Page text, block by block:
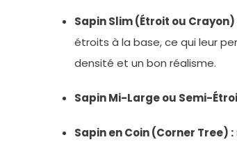
Sapin Slim (Étroit ou Crayon)
étroits à la base, ce qui leur
densité et un bon réalisme.
Sapin Mi-Large ou Semi-
Sapin en Coin (Corner Tree) :